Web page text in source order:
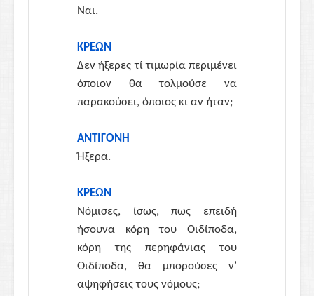
Ναι.
ΚΡΕΩΝ
Δεν ήξερες τί τιμωρία περιμένει
όποιον θα τολμούσε να
παρακούσει, όποιος κι αν ήταν;
ΑΝΤΙΓΟΝΗ
Ήξερα.
ΚΡΕΩΝ
Νόμισες, ίσως, πως επειδή
ήσουνα κόρη του Οιδίποδα,
κόρη της περηφάνιας του
Οιδίποδα, θα μπορούσες ν’
αψηφήσεις τους νόμους;